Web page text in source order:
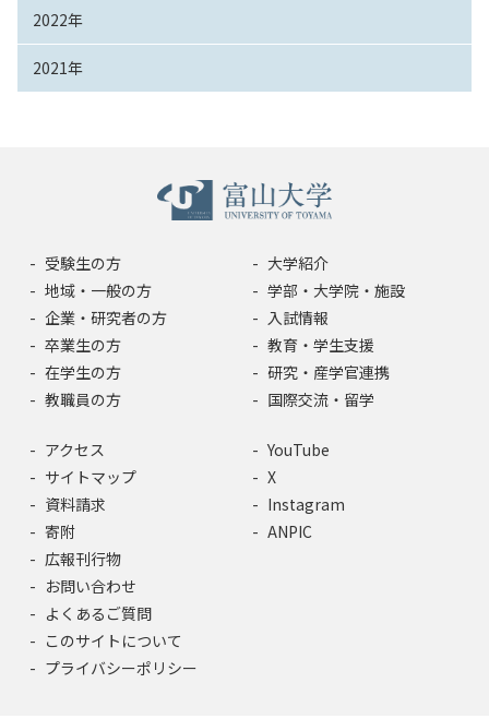
2022年
2021年
受験生の方
地域・一般の方
企業・研究者の方
卒業生の方
在学生の方
教職員の方
大学紹介
学部・大学院・施設
入試情報
教育・学生支援
研究・産学官連携
国際交流・留学
アクセス
サイトマップ
資料請求
寄附
広報刊行物
お問い合わせ
よくあるご質問
このサイトについて
プライバシーポリシー
YouTube
X
Instagram
ANPIC